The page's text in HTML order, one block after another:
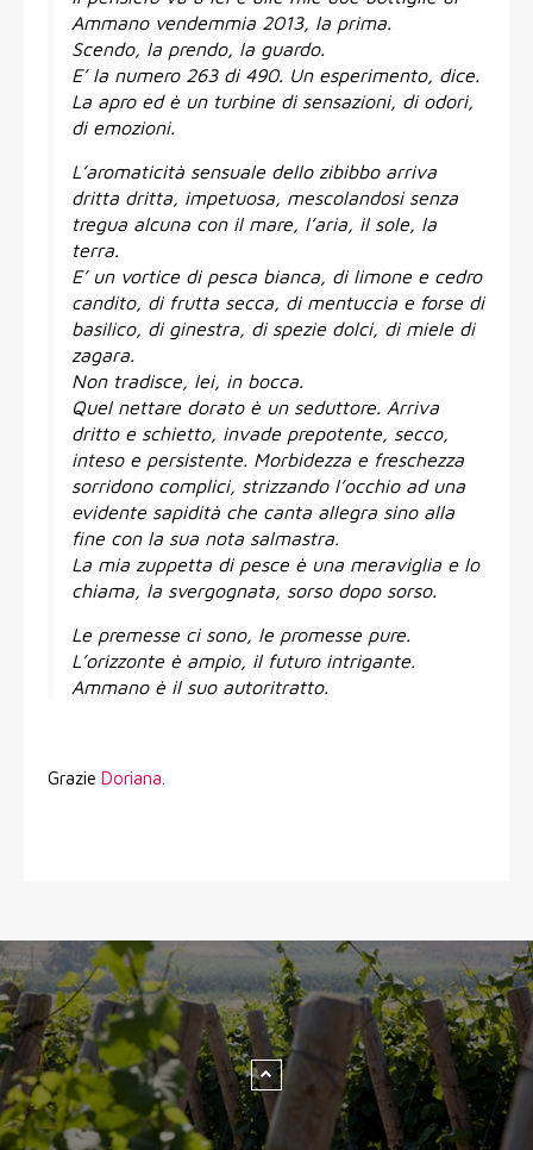
Ammano vendemmia 2013, la prima.
Scendo, la prendo, la guardo.
E’ la numero 263 di 490. Un esperimento, dice.
La apro ed è un turbine di sensazioni, di odori,
di emozioni.
L’aromaticità sensuale dello zibibbo arriva
dritta dritta, impetuosa, mescolandosi senza
tregua alcuna con il mare, l’aria, il sole, la
terra.
E’ un vortice di pesca bianca, di limone e cedro
candito, di frutta secca, di mentuccia e forse di
basilico, di ginestra, di spezie dolci, di miele di
zagara.
Non tradisce, lei, in bocca.
Quel nettare dorato è un seduttore. Arriva
dritto e schietto, invade prepotente, secco,
inteso e persistente. Morbidezza e freschezza
sorridono complici, strizzando l’occhio ad una
evidente sapidità che canta allegra sino alla
fine con la sua nota salmastra.
La mia zuppetta di pesce è una meraviglia e lo
chiama, la svergognata, sorso dopo sorso.
Le premesse ci sono, le promesse pure.
L’orizzonte è ampio, il futuro intrigante.
Ammano è il suo autoritratto.
Grazie Doriana.